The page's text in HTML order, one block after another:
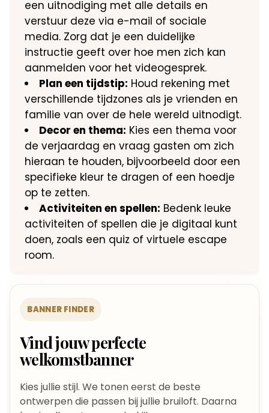
een uitnodiging met alle details en
verstuur deze via e-mail of sociale
media.​ Zorg dat je een duidelijke
instructie geeft over hoe men zich kan
aanmelden voor het videogesprek.​
Plan een tijdstip: Houd rekening met
verschillende tijdzones als je vrienden en
familie van over de hele wereld uitnodigt.​
Decor en thema: Kies een thema voor
de verjaardag en vraag gasten om zich
hieraan te houden, bijvoorbeeld door een
specifieke kleur te dragen of een hoedje
op te zetten.​
Activiteiten en spellen: Bedenk leuke
activiteiten of spellen die je digitaal kunt
doen, zoals een quiz of virtuele escape
room.​
BANNER FINDER
Vind jouw perfecte
welkomstbanner
Kies jullie stijl. We tonen eerst de beste
ontwerpen die passen bij jullie bruiloft. Daarna